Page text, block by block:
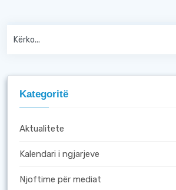
Kategoritë
Aktualitete
Kalendari i ngjarjeve
Njoftime për mediat